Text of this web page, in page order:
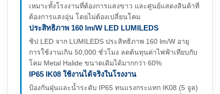
เหมาะทั้งโรงงานที่ต้องการแสงขาว และศูนย์แสดงสินค้าที่
ต้องการแสงอุ่น โดยไม่ต้องเปลี่ยนโคม
ประสิทธิภาพ 160 lm/W LED LUMILEDS
ชิป LED จาก LUMILEDS ประสิทธิภาพ 160 lm/W อายุ
การใช้งานเกิน 50,000 ชั่วโมง ลดต้นทุนค่าไฟฟ้าเทียบกับ
โคม Metal Halide ขนาดเดิมได้มากกว่า 60%
IP65 IK08 ใช้งานได้จริงในโรงงาน
ป้องกันฝุ่นและน้ำระดับ IP65 ทนแรงกระแทก IK08 (5 จูล)